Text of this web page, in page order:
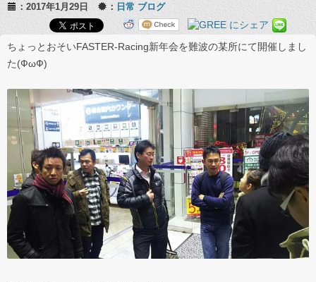
：2017年1月29日 ： 日常 ブログ
ちょっとおそいFASTER-Racing新年会を難波の某所にて開催しまし
た(ФωФ)